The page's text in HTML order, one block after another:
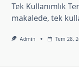
Tek Kullanımlık
makalede, tek
Admin Tem 28,